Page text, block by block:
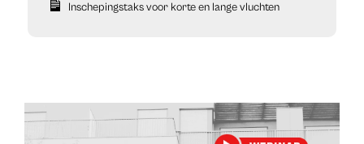
Inschepingstaks voor korte en lange vluchten